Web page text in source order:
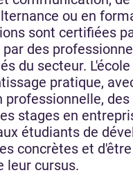
ou en
sont certifiées
des
du secteur.
pratique,
professionnelle,
stages en
étudiants de
concrètes et
leur cursus.